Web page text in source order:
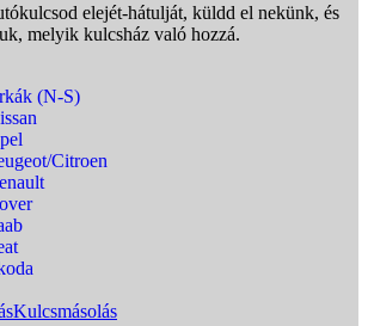
elejét-hátulját, küldd el nekünk, és
melyik kulcsház való hozzá.
(N-S)
Citroen
Kulcsmásolás